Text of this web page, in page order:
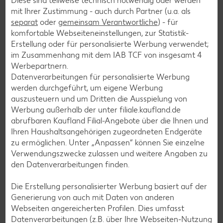
abschmecken, vermengen und im Kühlschrank für
30 Minuten durchziehen lassen.
6
Zum Servieren die gegrillten Tomatenscheiben
auf Teller verteilen, darauf einen Esslöffel der
Salsa geben und mit den knusprigen
Spargelstangen toppen.
Zurück zur Übersicht
mit Ihrer Zustimmung - auch durch Partner (u.a. als
separat oder gemeinsam Verantwortliche) - für
komfortable Webseiteneinstellungen, zur Statistik-
Erstellung oder für personalisierte Werbung verwendet;
im Zusammenhang mit dem IAB TCF von insgesamt 4
Werbepartnern.
Datenverarbeitungen für personalisierte Werbung
werden durchgeführt, um eigene Werbung
auszusteuern und um Dritten die Ausspielung von
Werbung außerhalb der unter filiale.kaufland.de
abrufbaren Kaufland Filial-Angebote über die Ihnen und
Ihren Haushaltsangehörigen zugeordneten Endgeräte
zu ermöglichen. Unter „Anpassen“ können Sie einzelne
Verwendungszwecke zulassen und weitere Angaben zu
den Datenverarbeitungen finden.
Die Erstellung personalisierter Werbung basiert auf der
Generierung von auch mit Daten von anderen
Webseiten angereicherten Profilen. Dies umfasst
Datenverarbeitungen (z.B. über Ihre Webseiten-Nutzung